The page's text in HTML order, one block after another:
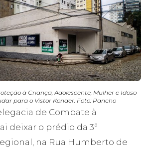
à Criança, Adolescente, Mulher e Idoso
para o Vistor Konder. Foto: Pancho
de Combate à
deixar o prédio da 3ª
na Rua Humberto de